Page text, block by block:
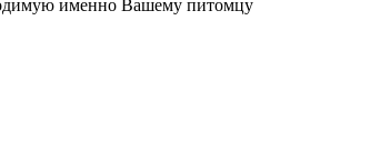
именно Вашему питомцу